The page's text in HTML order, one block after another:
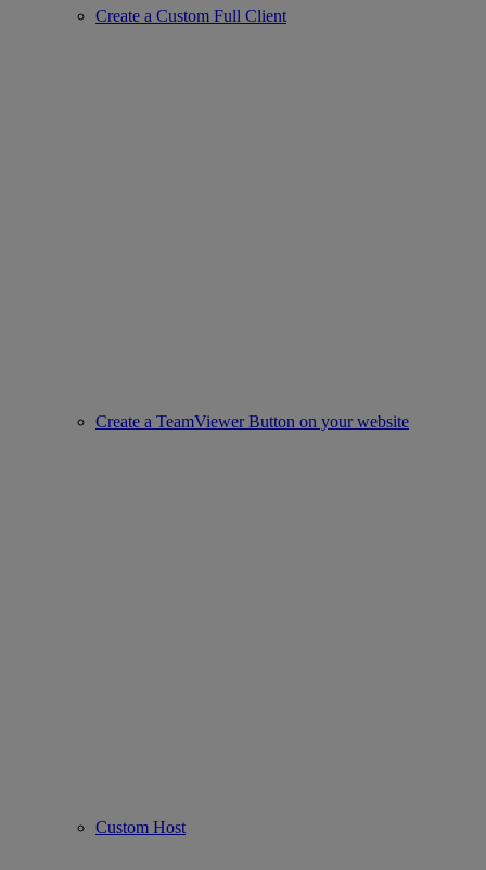
Create a Custom Full Client
Create a TeamViewer Button on your website
Custom Host